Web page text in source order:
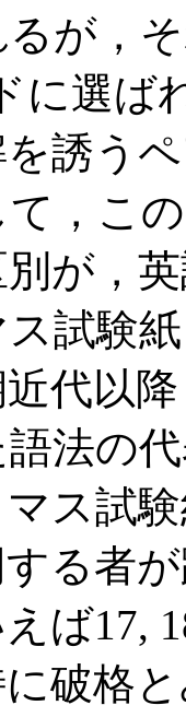
るが，
に選ば
誘う
て，こ
が，
試験
代以
法の
ス試
る者
ば17,
破格